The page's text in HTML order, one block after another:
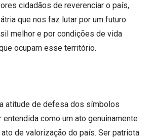
cidadãos de reverenciar o país,
que nos faz lutar por um futuro
melhor e por condições de vida
ocupam esse território.
atitude de defesa dos símbolos
como um ato genuinamente
de valorização do país. Ser patriota